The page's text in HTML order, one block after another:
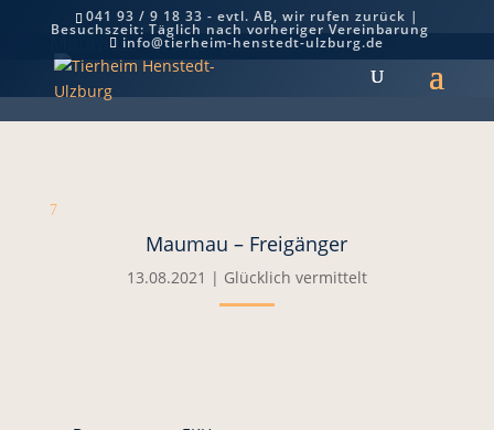
041 93 / 9 18 33 - evtl. AB, wir rufen zurück |
Besuchszeit: Täglich nach vorheriger Vereinbarung
info@tierheim-henstedt-ulzburg.de
Maumau – Freigänger
7
Maumau – Freigänger
13.08.2021 | Glücklich vermittelt